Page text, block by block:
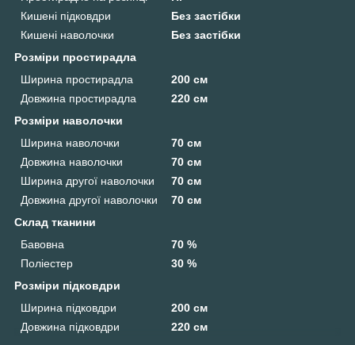
Кишені підковдри
Без застібки
Кишені наволочки
Без застібки
Розміри простирадла
Ширина простирадла
200 см
Довжина простирадла
220 см
Розміри наволочки
Ширина наволочки
70 см
Довжина наволочки
70 см
Ширина другої наволочки
70 см
Довжина другої наволочки
70 см
Склад тканини
Бавовна
70 %
Поліестер
30 %
Розміри підковдри
Ширина підковдри
200 см
Довжина підковдри
220 см